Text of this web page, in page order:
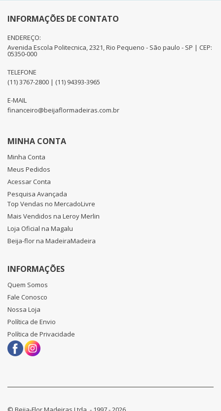
INFORMAÇÕES DE CONTATO
ENDEREÇO:
Avenida Escola Politecnica, 2321, Rio Pequeno - São paulo - SP | CEP:
05350-000
TELEFONE
(11) 3767-2800 | (11) 94393-3965
E-MAIL
financeiro@beijaflormadeiras.com.br
MINHA CONTA
Minha Conta
Meus Pedidos
Acessar Conta
Pesquisa Avançada
Top Vendas no MercadoLivre
Mais Vendidos na Leroy Merlin
Loja Oficial na Magalu
Beija-flor na MadeiraMadeira
INFORMAÇÕES
Quem Somos
Fale Conosco
Nossa Loja
Política de Envio
Política de Privacidade